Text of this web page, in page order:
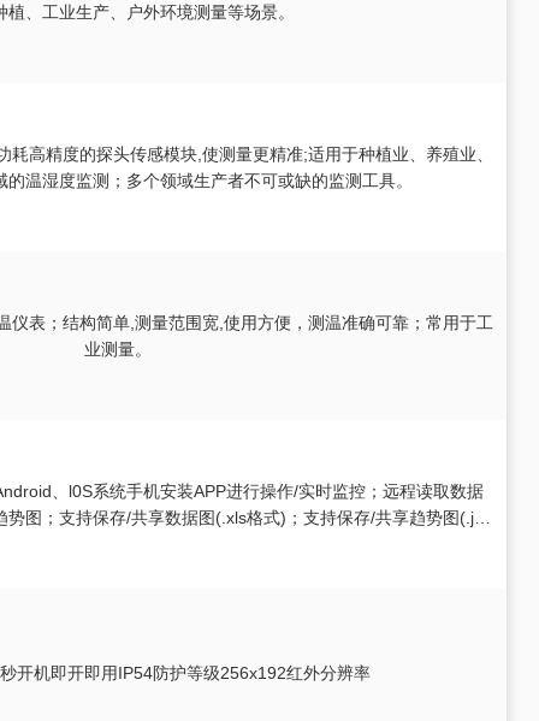
植、工业生产、户外环境测量等场景。
高精度的探头传感模块,使测量更精准;适用于种植业、养殖业、
温湿度监测；多个领域生产者不可或缺的监测工具。
仪表；结构简单,测量范围宽,使用方便，测温准确可靠；常用于工
业测量。
、l0S系统手机安装APP进行操作/实时监控；远程读取数据
图；支持保存/共享数据图(.xls格式)；支持保存/共享趋势图(.jpg
开机即开即用IP54防护等级256x192红外分辨率